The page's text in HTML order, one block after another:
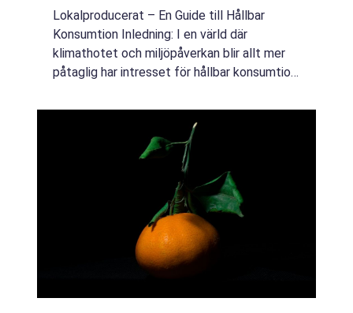
Lokalproducerat – En Guide till Hållbar
Konsumtion Inledning: I en värld där
klimathotet och miljöpåverkan blir allt mer
påtaglig har intresset för hållbar konsumtion
Lokalproducerat handlar om att stödj...